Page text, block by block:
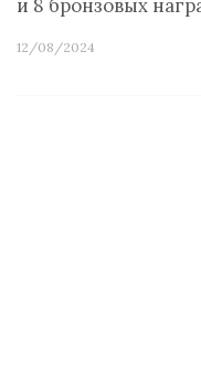
и 8 бронзовых
12/08/2024